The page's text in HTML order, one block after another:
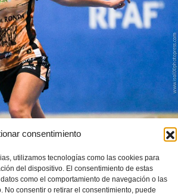
consentimiento
utilizamos tecnologías como las cookies para
del dispositivo. El consentimiento de estas
como el comportamiento de navegación o las
No consentir o retirar el consentimiento, puede